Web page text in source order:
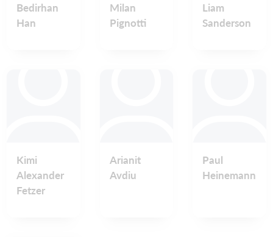
Bedirhan
Han
Milan
Pignotti
Liam
Sanderson
Kimi
Alexander
Fetzer
Arianit
Avdiu
Paul
Heinemann